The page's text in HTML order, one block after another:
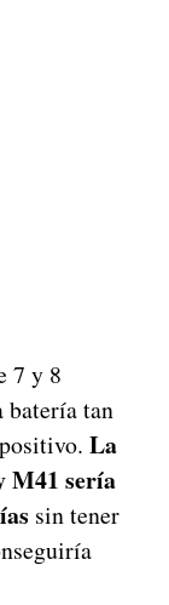
7 y 8
batería tan
La
M41 sería
sin tener